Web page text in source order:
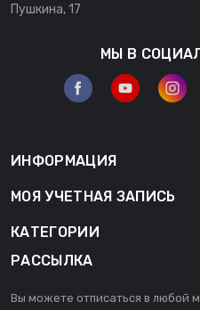
Пушкина, 17
МЫ В
ИНФОРМАЦИЯ
МОЯ УЧЕТНАЯ ЗАПИСЬ
КАТЕГОРИИ
РАССЫЛКА
Вы можете отписаться в любой